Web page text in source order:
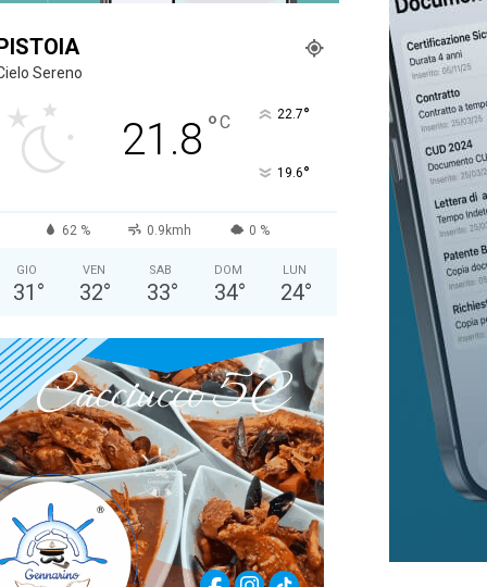
Sereno
21.8 °C 22.7°
19.6°
62 % 0.9kmh 0 %
GIO
31 °
VEN
32°
SAB
33°
DOM
34°
LUN
24°